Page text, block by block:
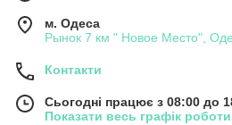
м. Одеса
Рынок 7 км " Новое Место",
Контакти
Сьогодні працює з 08:00 до
Показати весь графік роботи